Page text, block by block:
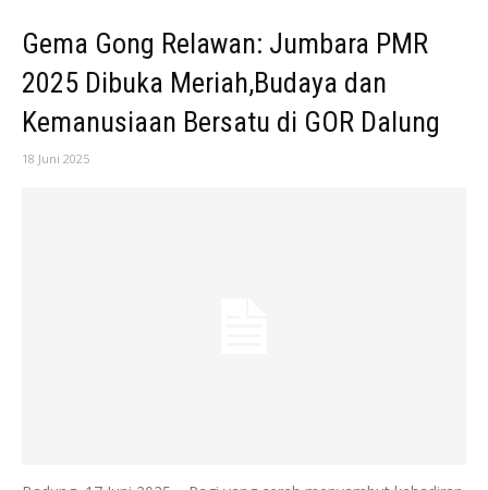
Gema Gong Relawan: Jumbara PMR
2025 Dibuka Meriah,Budaya dan
Kemanusiaan Bersatu di GOR Dalung
18 Juni 2025